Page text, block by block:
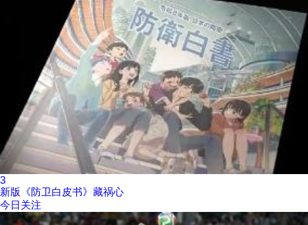
3
新版《防卫白皮书》藏祸心
今日关注